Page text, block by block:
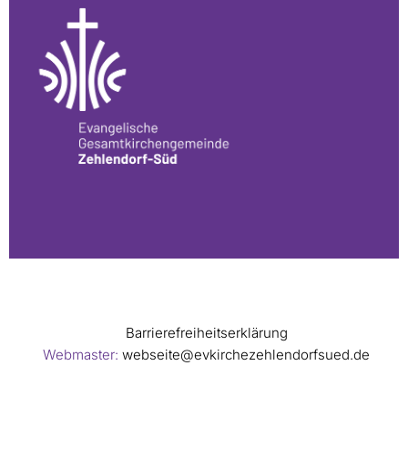
Barrierefreiheitserklärung
Webmaster: webseite@evkirchezehlendorfsued.de